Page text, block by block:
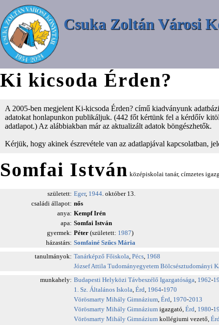
Csuka Zoltán Városi
Ki kicsoda Érden?
A 2005-ben megjelent Ki-kicsoda Érden? című kiadványunk
adatokat honlapunkon publikáljuk. (442 főt kértünk fel a kérdőív
adatlapot.) Az alábbiakban már az aktualizált adatok böngészhetők.
Kérjük, hogy akinek észrevétele van az adatlapjával kapcsolatban,
Somfai István középiskolai tanár, címzetes
született: Eger, 1944. október 13.
családi állapot: nős
anya: Kempf Irén
apa: Somfai István
gyermek: Péter (született: 1987)
házastárs: Somfainé Szűcs Mária
tanulmányok: Tanárképző Főiskola, Pécs, 1968
József Attila Tudományegyetem Bölcsésztudományi
munkahely: Budapesti Helyközi Távbeszélő Igazgatósága, 1962-
1. Sz. Általános Iskola, Érd, 1964-1970
Vörösmarty Mihály Gimnázium, Érd, 1970-2013
Vörösmarty Mihály Gimnázium igazgató, Érd, 1980-
Vörösmarty Mihály Gimnázium kollégiumi vezető,